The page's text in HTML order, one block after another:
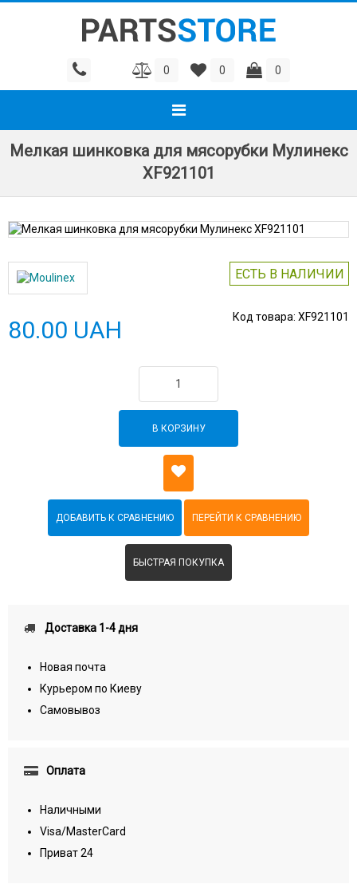
0 0 0
Мелкая шинковка для мясорубки Мулинекс
XF921101
ЕСТЬ В НАЛИЧИИ
Код товара: XF921101
80.00 UAH
В КОРЗИНУ
БЫСТРАЯ ПОКУПКА
Доставка 1-4 дня
Новая почта
Курьером по Киеву
Самовывоз
Оплата
Наличными
Visa/MasterCard
Приват 24